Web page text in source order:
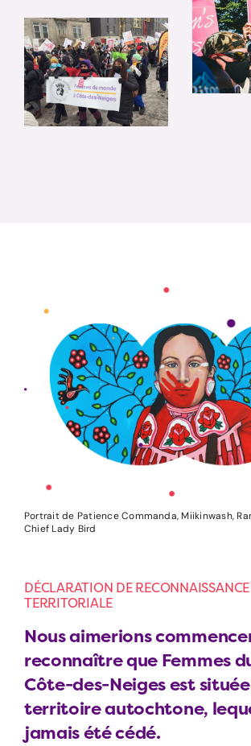
Portrait de Patience Commanda, Miikinwash,
Chief Lady Bird
DÉCLARATION DE RECONNAISSANCE
TERRITORIALE
Nous aimerions
reconnaître que Femmes
Côte-des-Neiges est
territoire autochtone,
jamais été cédé.